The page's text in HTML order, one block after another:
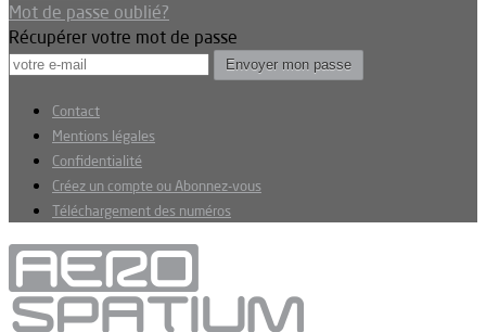
Mot de passe oublié?
Récupérer votre mot de passe
Contact
Mentions légales
Confidentialité
Créez un compte ou Abonnez-vous
Téléchargement des numéros